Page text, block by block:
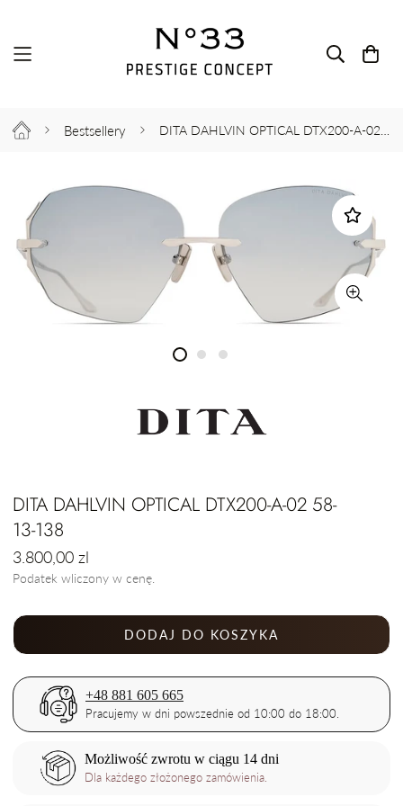
Bestsellery
DITA DAHLVIN OPTICAL DTX200-A-02 58-
13-138
Cena
regularna
3.800,00 zl
Podatek wliczony w cenę.
DODAJ DO KOSZYKA
+48 881 605 665
Pracujemy w dni powszednie od 10:00 do 18:00.
Możliwość zwrotu w ciągu 14 dni
Dla każdego złożonego zamówienia.